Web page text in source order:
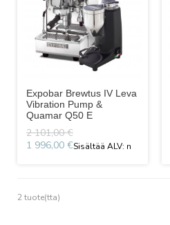
Expobar Brewtus IV Leva
Vibration Pump &
Quamar Q50 E
2 101,00 €
1 996,00 €
2 tuote(tta)